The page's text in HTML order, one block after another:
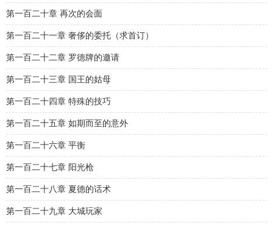
第一百二十章 再次的会面
第一百二十一章 奢侈的委托（求首订）
第一百二十二章 罗德牌的邀请
第一百二十三章 国王的姑母
第一百二十四章 特殊的技巧
第一百二十五章 如期而至的意外
第一百二十六章 平衡
第一百二十七章 阳光枪
第一百二十八章 夏德的话术
第一百二十九章 大城玩家